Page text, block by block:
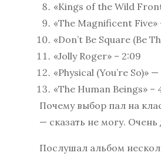
«Kings of the Wild
«The Magnificent Five»
«Don’t Be Square (Be
«Jolly Roger» – 2:09
«Physical (You’re So)»
«The Human Beings» –
Почему выбор пал на
— сказать не могу.
Послушал альбом